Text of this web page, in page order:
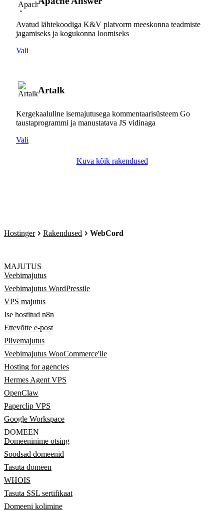
Avatud lähtekoodiga K&V platvorm meeskonna teadmiste
jagamiseks ja kogukonna loomiseks
Vali
Artalk
Kergekaaluline isemajutusega kommentaarisüsteem Go
taustaprogrammi ja manustatava JS vidinaga
Vali
Kuva kõik rakendused
Hostinger Rakendused WebCord
MAJUTUS
Veebimajutus
Veebimajutus WordPressile
VPS majutus
Ise hostitud n8n
Ettevõtte e-post
Pilvemajutus
Veebimajutus WooCommerce'ile
Hosting for agencies
Hermes Agent VPS
OpenClaw
Paperclip VPS
Google Workspace
DOMEEN
Domeeninime otsing
Soodsad domeenid
Tasuta domeen
WHOIS
Tasuta SSL sertifikaat
Domeeni kolimine